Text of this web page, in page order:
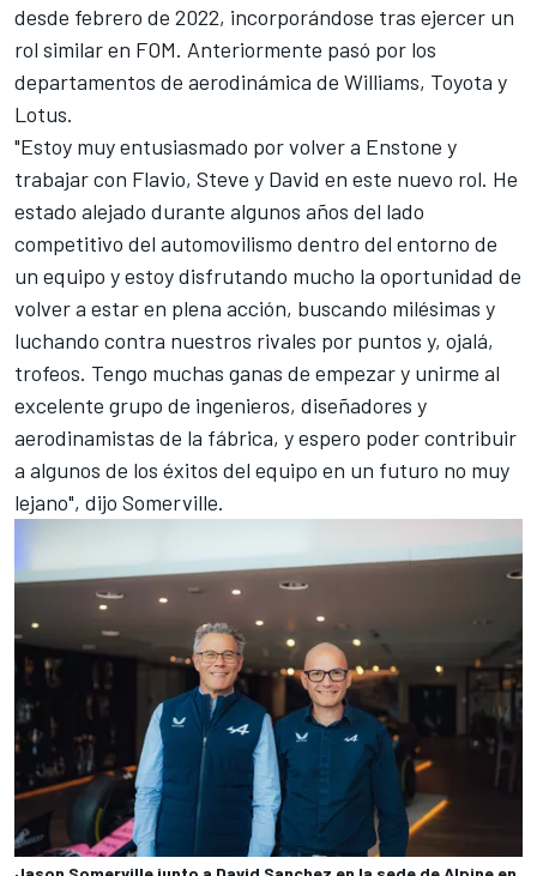
desde febrero de 2022, incorporándose tras ejercer un
rol similar en FOM. Anteriormente pasó por los
departamentos de aerodinámica de Williams, Toyota y
Lotus.
"Estoy muy entusiasmado por volver a Enstone y
trabajar con Flavio, Steve y David en este nuevo rol. He
estado alejado durante algunos años del lado
competitivo del automovilismo dentro del entorno de
un equipo y estoy disfrutando mucho la oportunidad de
volver a estar en plena acción, buscando milésimas y
luchando contra nuestros rivales por puntos y, ojalá,
trofeos. Tengo muchas ganas de empezar y unirme al
excelente grupo de ingenieros, diseñadores y
aerodinamistas de la fábrica, y espero poder contribuir
a algunos de los éxitos del equipo en un futuro no muy
lejano", dijo Somerville.